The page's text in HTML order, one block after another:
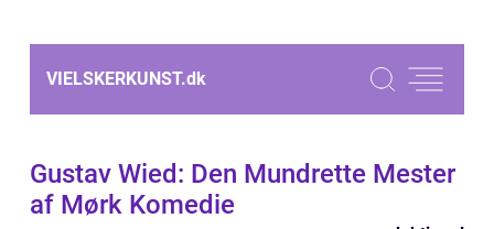
VIELSKERKUNST.dk
Gustav Wied: Den Mundrette Mester
af Mørk Komedie